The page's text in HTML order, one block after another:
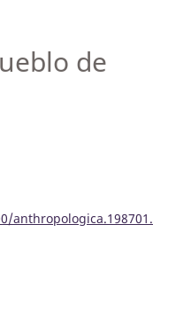
de
anthropologica.198701.